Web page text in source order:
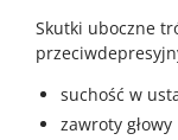
Skutki uboczne
suchość w
zawroty głowy